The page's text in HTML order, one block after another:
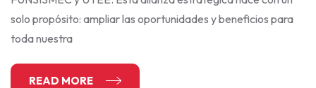
solo propósito: ampliar las oportunidades y beneficios para
toda nuestra
READ MORE